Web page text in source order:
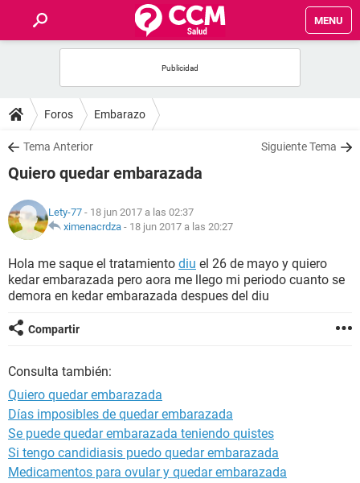
MENU
FOROS
SALUD
FAMILIA
NUTRICIÓN
BIENESTAR
Foros Embarazo
Tema Anterior Siguiente Tema
Quiero quedar embarazada
Lety-77 - 18 jun 2017 a las 02:37
ximenacrdza - 18 jun 2017 a las 20:27
Hola me saque el tratamiento diu el 26 de mayo y quiero
kedar embarazada pero aora me llego mi periodo cuanto se
demora en kedar embarazada despues del diu
Compartir
Consulta también:
Quiero quedar embarazada
Días imposibles de quedar embarazada
Se puede quedar embarazada teniendo quistes
Si tengo candidiasis puedo quedar embarazada
Medicamentos para ovular y quedar embarazada